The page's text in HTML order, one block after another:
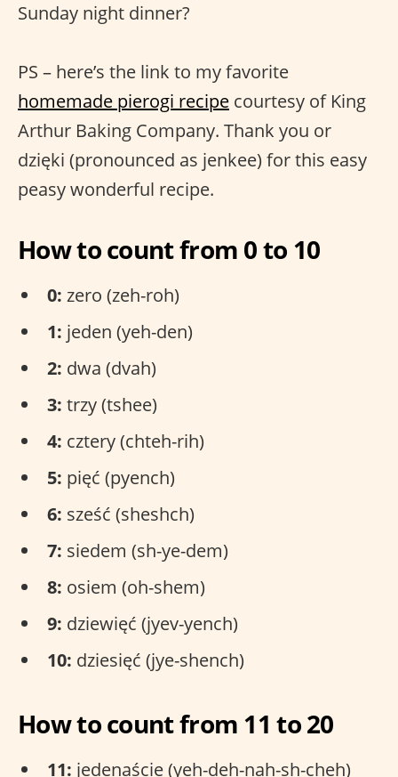
Sunday night dinner?
PS – here’s the link to my favorite
homemade pierogi recipe courtesy of King
Arthur Baking Company. Thank you or
dzięki (pronounced as jenkee) for this easy
peasy wonderful recipe.
How to count from 0 to 10
0: zero (zeh-roh)
1: jeden (yeh-den)
2: dwa (dvah)
3: trzy (tshee)
4: cztery (chteh-rih)
5: pięć (pyench)
6: sześć (sheshch)
7: siedem (sh-ye-dem)
8: osiem (oh-shem)
9: dziewięć (jyev-yench)
10: dziesięć (jye-shench)
How to count from 11 to 20
11: jedenaście (yeh-deh-nah-sh-cheh)